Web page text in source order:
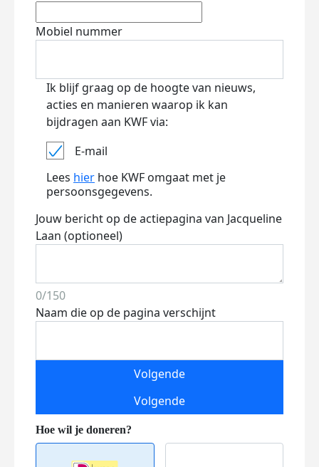
Mobiel nummer
Ik blijf graag op de hoogte van nieuws,
acties en manieren waarop ik kan
bijdragen aan KWF via:
E-mail
Lees hier hoe KWF omgaat met je
persoonsgegevens.
Jouw bericht op de actiepagina van Jacqueline
Laan (optioneel)
0/150
Naam die op de pagina verschijnt
Volgende
Volgende